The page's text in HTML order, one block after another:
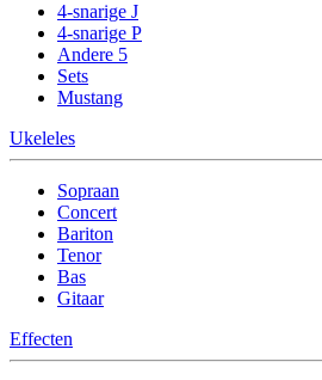
4-snarige J
4-snarige P
Andere 5
Sets
Mustang
Ukeleles
Sopraan
Concert
Bariton
Tenor
Bas
Gitaar
Effecten